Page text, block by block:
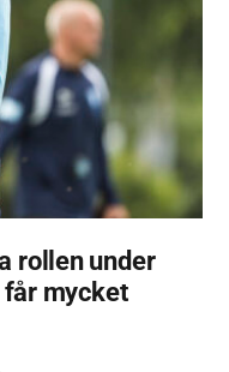
rollen under
får mycket